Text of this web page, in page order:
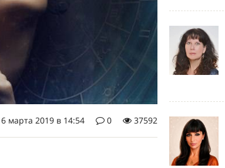
марта 2019 в 14:54 0 37592